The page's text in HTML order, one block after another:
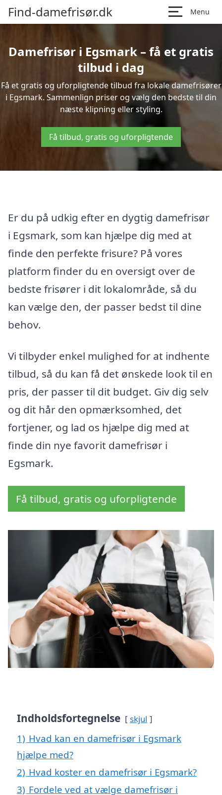
Find-damefrisør.dk Menu
Damefrisør i Egsmark – få et gratis
tilbud i dag
Få et gratis og uforpligtende tilbud fra lokale damefrisører
i Egsmark. Sammenlign priser og vælg den bedste til din
næste klipning eller styling.
Få tilbud, gratis og uforpligtende
Er du på udkig efter en dygtig damefrisør
i Egsmark, som kan hjælpe dig med at
finde den perfekte frisure? På vores
platform finder du en oversigt over de
bedste frisører i dit lokalområde, så du
kan vælge den, der passer bedst til dine
behov.
Vi tilbyder enkel mulighed for at indhente
tilbud, så du kan få det ønskede look til en
pris, der passer til dit budget. Giv dig selv
og dit hår den opmærksomhed, det
fortjener, og lad os hjælpe dig med at
finde din nye favorit damefrisør i
Egsmark.
Få tilbud, gratis og uforpligtende
Indholdsfortegnelse skjul
1) Hvad kan en damefrisør i Egsmark
hjælpe med?
2) Hvad koster en damefrisør i Egsmark?
3) Fordele ved at vælge damefrisør i